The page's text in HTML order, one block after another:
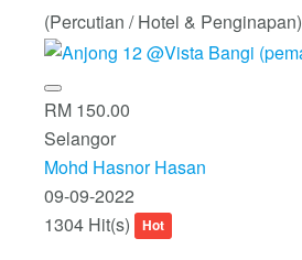
(Percutian / Hotel & Penginapan)
RM 150.00
Selangor
Mohd Hasnor Hasan
09-09-2022
1304 Hit(s)
Hot